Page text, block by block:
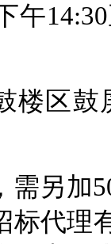
午
区鼓
另加
标代理